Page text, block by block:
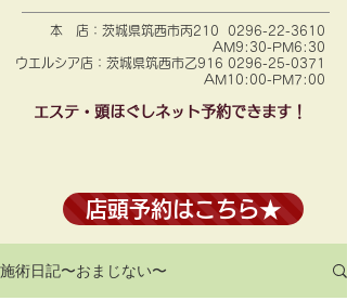
本 店：茨城県筑西市丙210 0296-22-3610
AM9:30-PM6:30
​ウエルシア店：茨城県筑西市乙916 0296-25-0371
AM10:00-PM7:00
​エステ・頭ほぐしネット予約できます！
店頭予約はこちら★
施術日記〜おまじない〜